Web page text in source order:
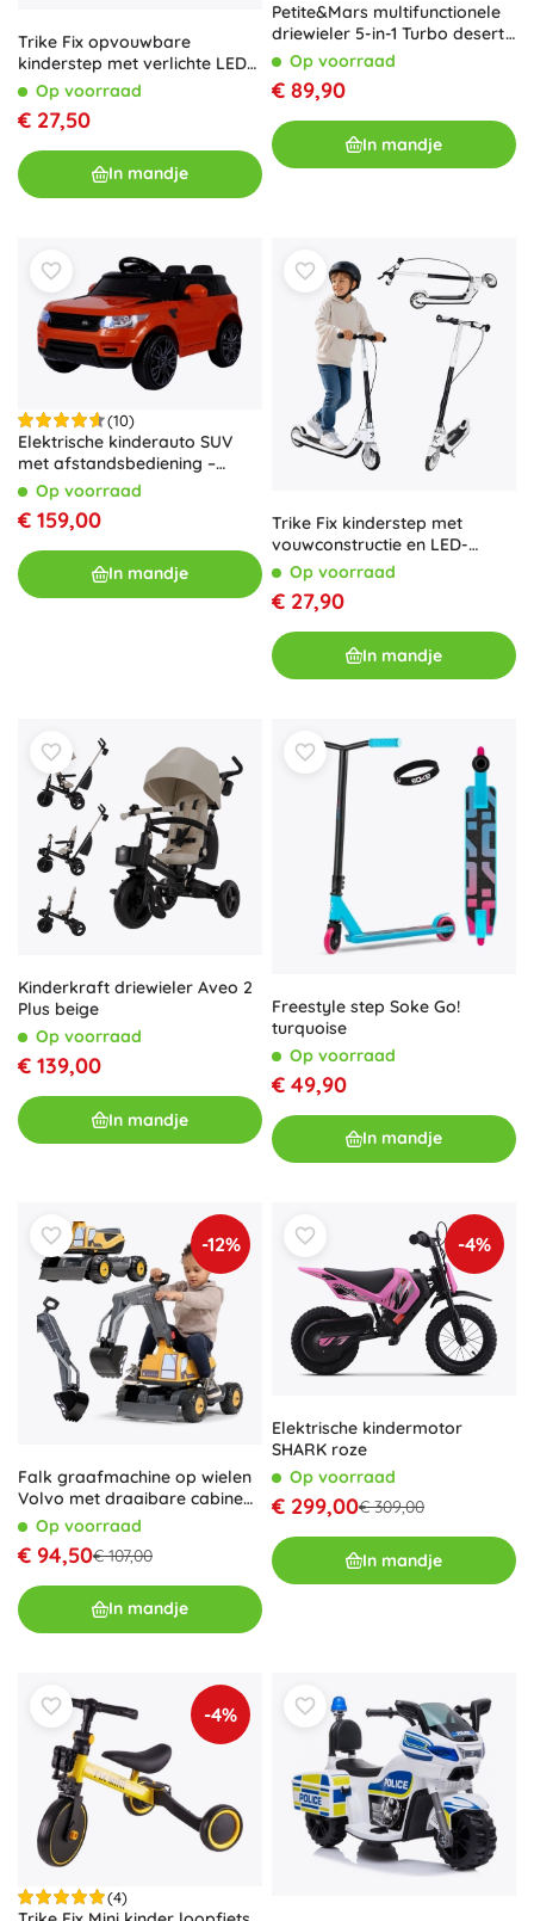
Trike Fix opvouwbare
kinderstep met verlichte LED-
wieltjes, roze
Op voorraad
€ 27,50
In mandje
Petite&Mars multifunctionele
driewieler 5-in-1 Turbo desert
sandOp voorraad
€ 89,90
In mandje
(10)
Elektrische kinderauto SUV
met afstandsbediening –
Oranje
Op voorraad
€ 159,00
In mandje
Trike Fix kinderstep met
vouwconstructie en LED-
wieltjes, zwart
Op voorraad
€ 27,90
In mandje
Kinderkraft driewieler Aveo 2
Plus beige
Op voorraad
€ 139,00
In mandje
Freestyle step Soke Go!
turquoise
Op voorraad
€ 49,90
In mandje
-12%
Falk graafmachine op wielen
Volvo met draaibare cabine
en graafbak
Op voorraad
€ 94,50€ 107,00
In mandje
-4%
Elektrische kindermotor
SHARK roze
Op voorraad
€ 299,00€ 309,00
In mandje
-4%
(4)